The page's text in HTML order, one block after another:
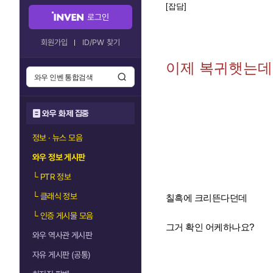
로그인
회원가입 ID/PW 찾기
와우 화제 집중
정보 · 뉴스 모음
와우 정보 게시판
└PTR 정보
└클래식 정보
└인증 게시물 모음
와우 역사관 게시판
자유 게시판 (공통)
[잡담]
이제 복귀햇는
칠흑에 크리뜬다던데
그거 확인 어케하나요?